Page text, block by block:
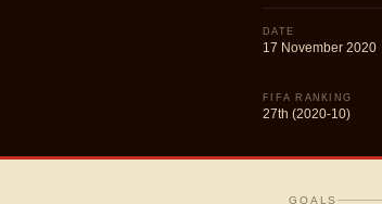
DATE
17 November 2020
FIFA RANKING
27th (2020-10)
GOALS